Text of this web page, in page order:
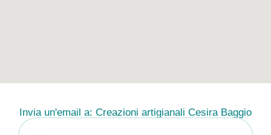
Invia un'email a: Creazioni artigianali Cesira Baggio